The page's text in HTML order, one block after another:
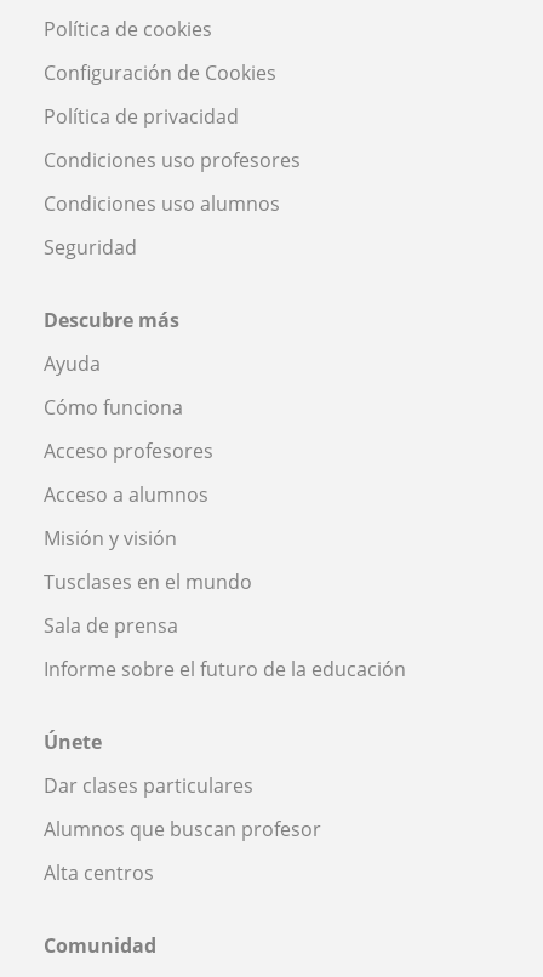
Política de cookies
Configuración de Cookies
Política de privacidad
Condiciones uso profesores
Condiciones uso alumnos
Seguridad
Descubre más
Ayuda
Cómo funciona
Acceso profesores
Acceso a alumnos
Misión y visión
Tusclases en el mundo
Sala de prensa
Informe sobre el futuro de la educación
Únete
Dar clases particulares
Alumnos que buscan profesor
Alta centros
Comunidad